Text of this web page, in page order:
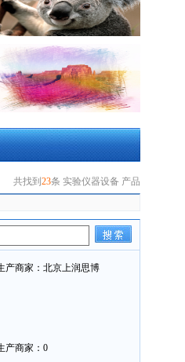
共找到 23条 实验仪器设备 产品
产商家：北京上润思博
产商家：0